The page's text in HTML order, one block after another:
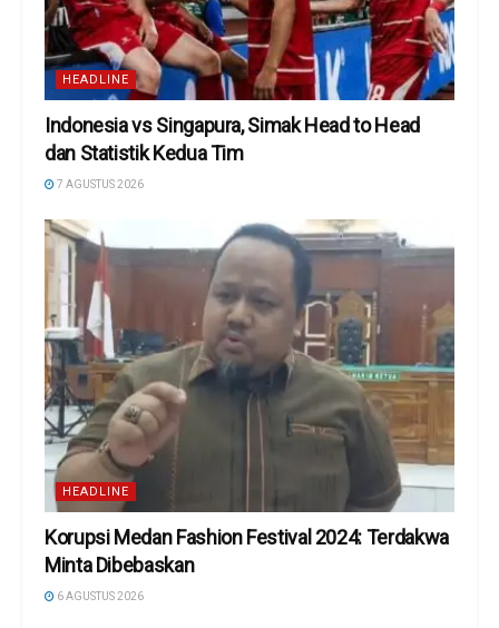
HEADLINE
Indonesia vs Singapura, Simak Head to Head
dan Statistik Kedua Tim
7 AGUSTUS 2026
HEADLINE
Korupsi Medan Fashion Festival 2024: Terdakwa
Minta Dibebaskan
6 AGUSTUS 2026